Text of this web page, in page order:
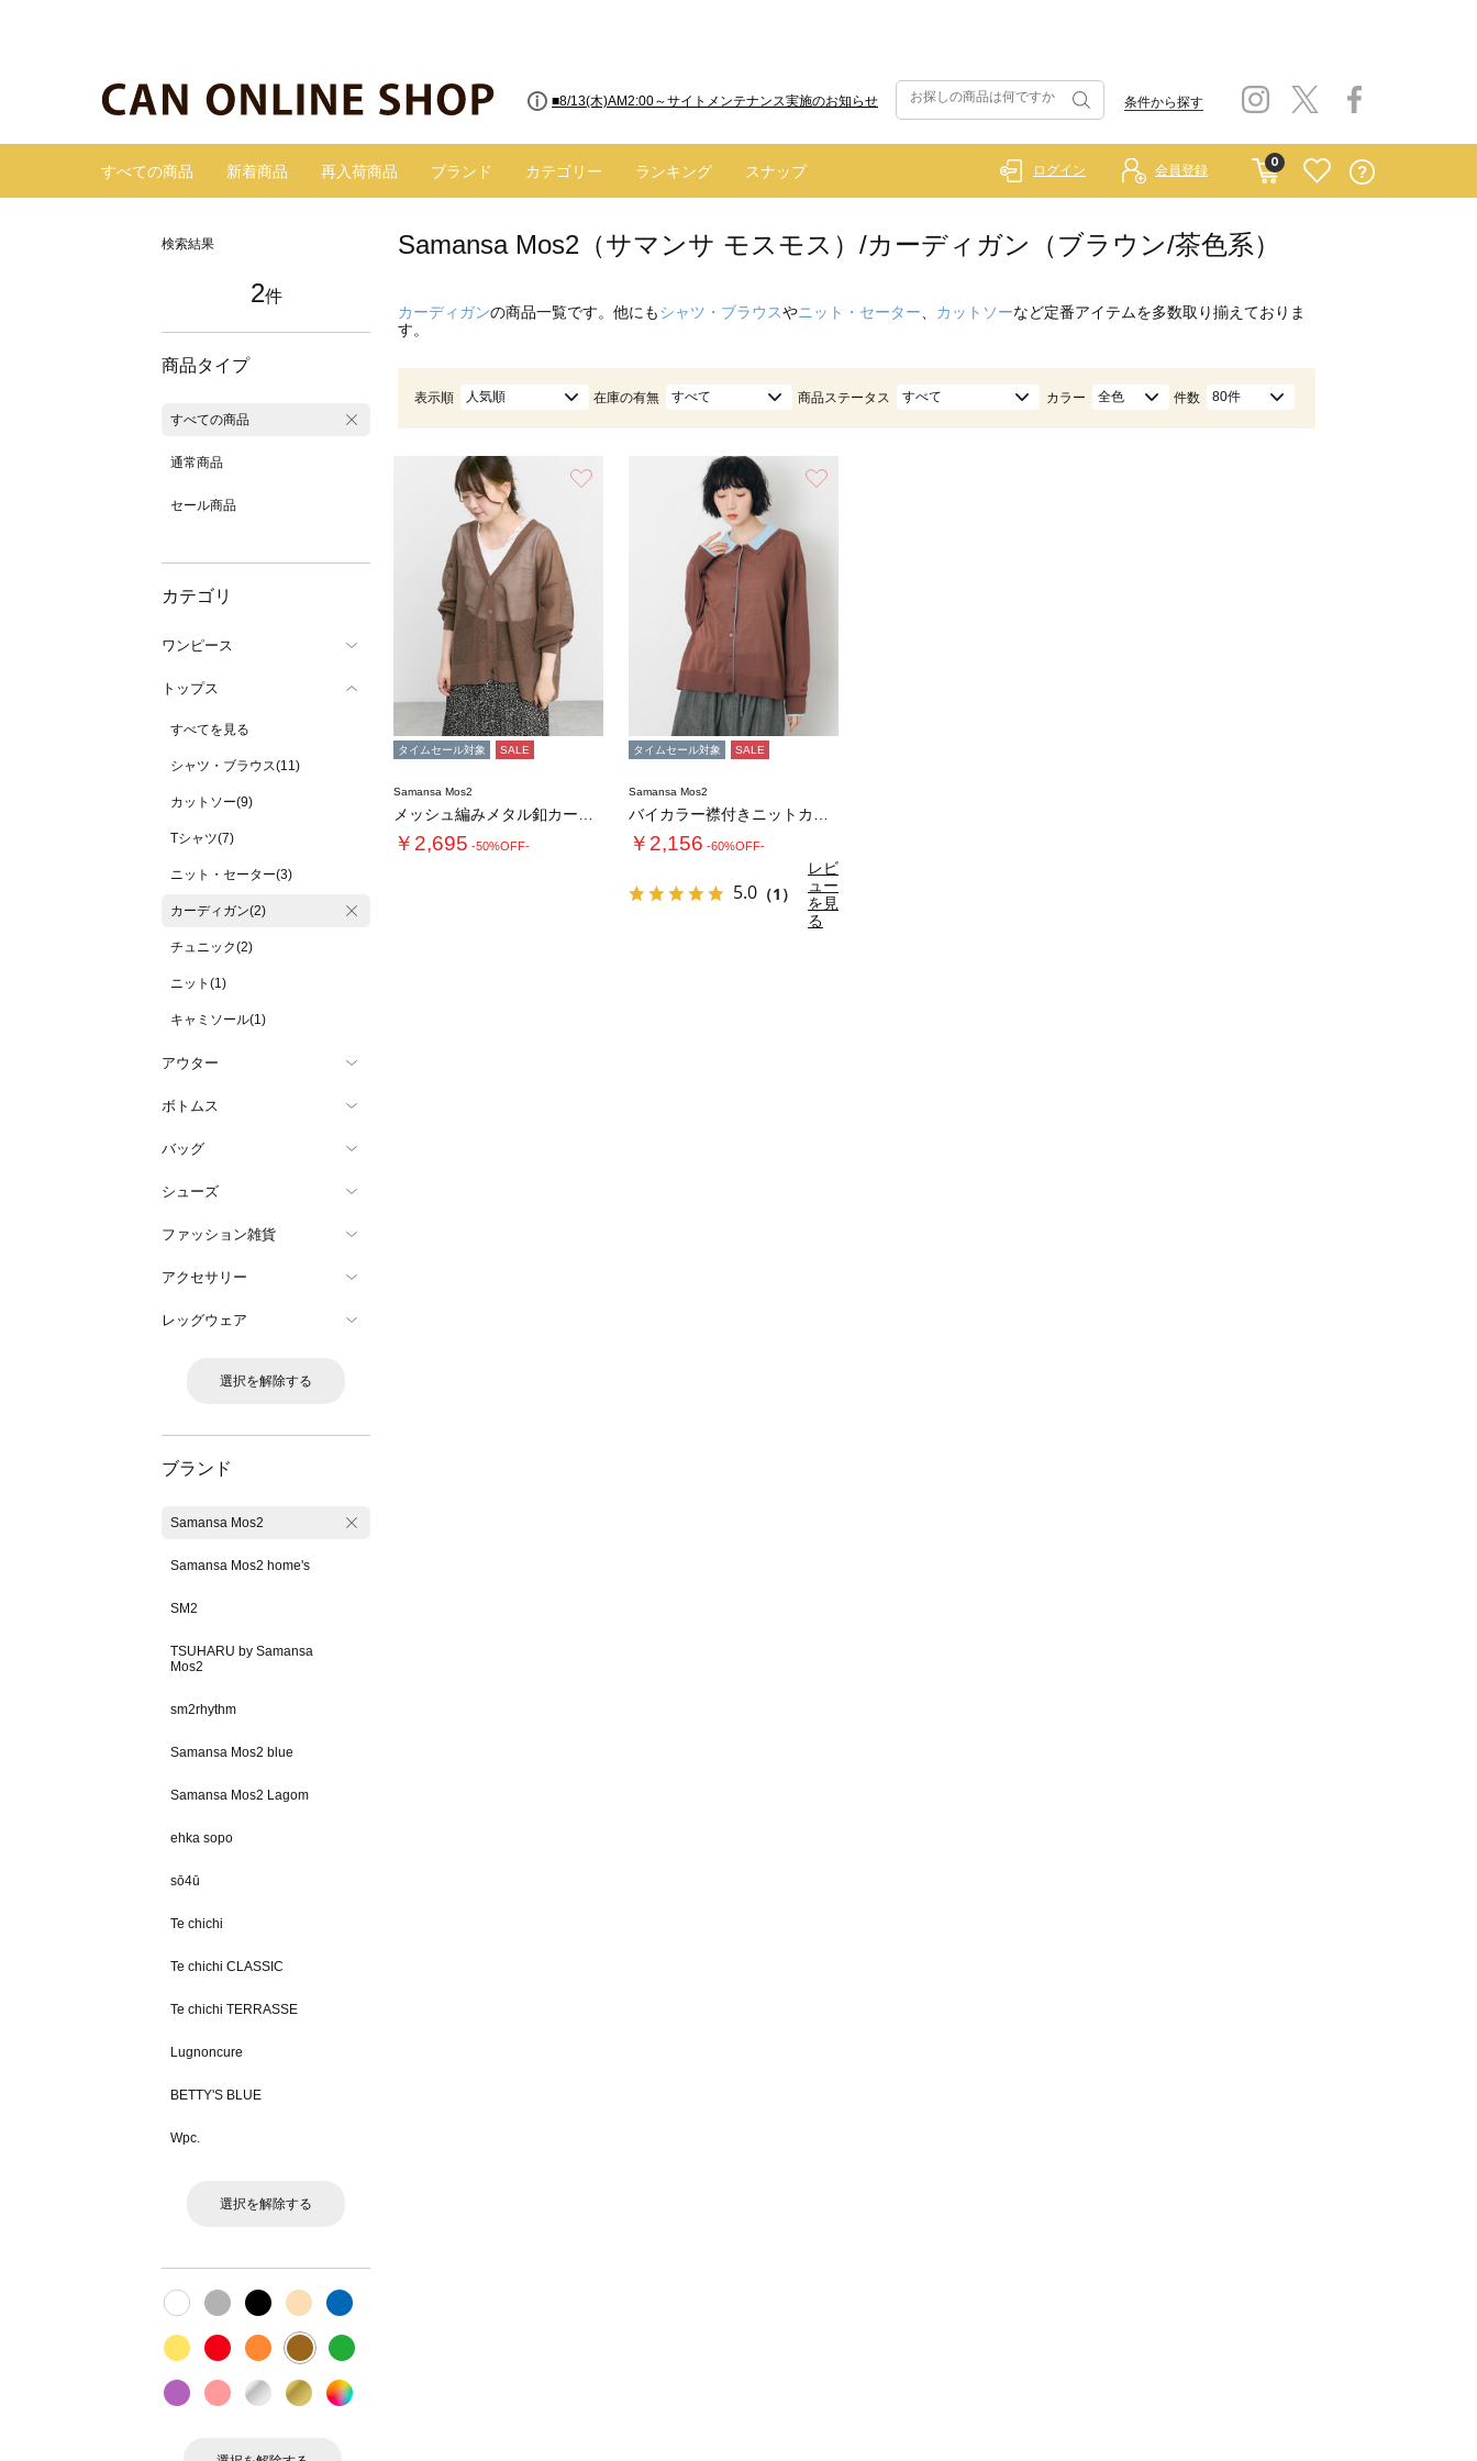
■8/13(木)AM2:00～サイトメンテナンス実施のお知らせ 条件から探す
すべての商品 新着商品 再入荷商品 ブランド カテゴリー ランキング スナップ
0
ログイン 会員登録
検索結果
2件
商品タイプ
すべての商品
通常商品
セール商品
カテゴリ
ワンピース
トップス
すべてを見る
シャツ・ブラウス(11)
カットソー(9)
Tシャツ(7)
ニット・セーター(3)
カーディガン(2)
チュニック(2)
ニット(1)
キャミソール(1)
アウター
ボトムス
バッグ
シューズ
ファッション雑貨
アクセサリー
レッグウェア
選択を解除する
ブランド
Samansa Mos2
Samansa Mos2 home's
SM2
TSUHARU by Samansa
Mos2
sm2rhythm
Samansa Mos2 blue
Samansa Mos2 Lagom
ehka sopo
sō4ū
Te chichi
Te chichi CLASSIC
Te chichi TERRASSE
Lugnoncure
BETTY'S BLUE
Wpc.
選択を解除する
Samansa Mos2（サマンサ モスモス）/カーディガン（ブラウン/茶色系）
カーディガンの商品一覧です。他にもシャツ・ブラウスやニット・セーター カットソーなど定番アイテムを多数取り揃えておりま
す。
表示順 人気順 在庫の有無 すべて 商品ステータス すべて カラー 全色 件数 80件
タイムセール対象 SALE
Samansa Mos2
￥2,695 -50%OFF-
タイムセール対象 SALE
Samansa Mos2
￥2,156 -60%OFF-
5.0 （1）
レビ
ュー
を見
る